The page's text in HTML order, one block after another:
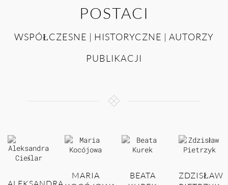
POSTACI
WSPÓŁCZESNE | HISTORYCZNE | AUTORZY
PUBLIKACJI
MARIA
BEATA
ZDZISŁAW